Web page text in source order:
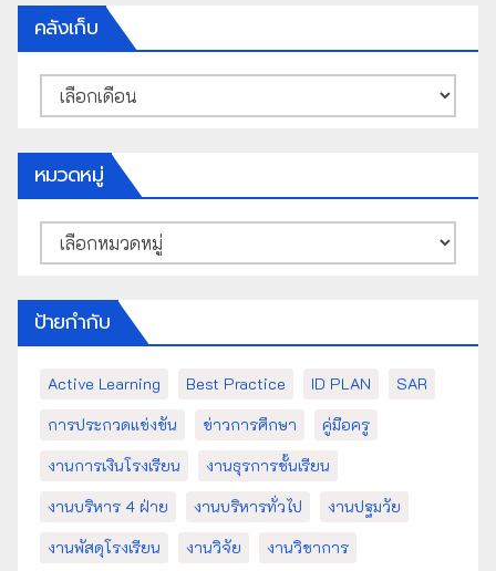
คลังเก็บ
คลัง
เก็บ
หมวดหมู่
หมวด
หมู่
ป้ายกำกับ
Active Learning Best Practice ID PLAN
SAR
การประกวดแข่งขัน
ข่าวการศึกษา
คู่มือครู
งานการเงินโรงเรียน
งานธุรการชั้นเรียน
งานบริหาร 4 ฝ่าย
งานบริหารทั่วไป
งานปฐมวัย
งานพัสดุโรงเรียน
งานวิจัย งานวิชาการ